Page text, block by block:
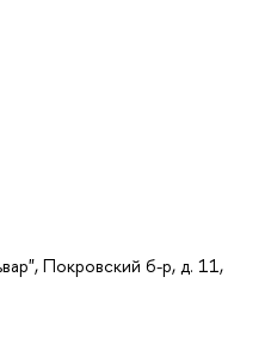
Покровский б-р, д. 11,